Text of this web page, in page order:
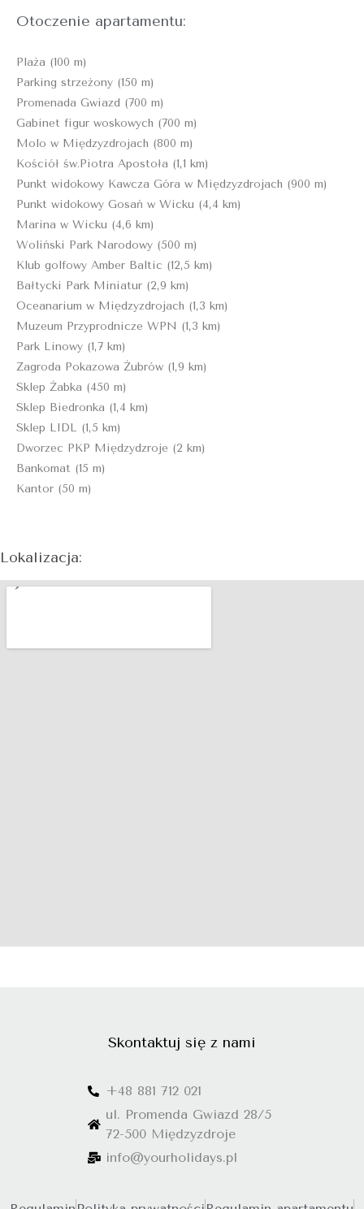
Otoczenie apartamentu:
Plaża (100 m)
Parking strzeżony (150 m)
Promenada Gwiazd (700 m)
Gabinet figur woskowych (700 m)
Molo w Międzyzdrojach (800 m)
Kościół św.Piotra Apostoła (1,1 km)
Punkt widokowy Kawcza Góra w Międzyzdrojach (900 m)
Punkt widokowy Gosań w Wicku (4,4 km)
Marina w Wicku (4,6 km)
Woliński Park Narodowy (500 m)
Klub golfowy Amber Baltic (12,5 km)
Bałtycki Park Miniatur (2,9 km)
Oceanarium w Międzyzdrojach (1,3 km)
Muzeum Przyprodnicze WPN (1,3 km)
Park Linowy (1,7 km)
Zagroda Pokazowa Żubrów (1,9 km)
Sklep Żabka (450 m)
Sklep Biedronka (1,4 km)
Sklep LIDL (1,5 km)
Dworzec PKP Międzydzroje (2 km)
Bankomat (15 m)
Kantor (50 m)
Lokalizacja:
Skontaktuj się z nami
+48 881 712 021
ul. Promenda Gwiazd 28/5
72-500 Międzyzdroje
info@yourholidays.pl